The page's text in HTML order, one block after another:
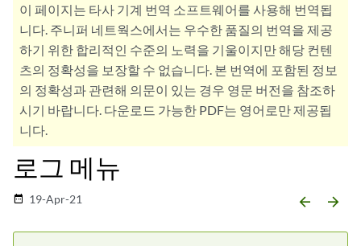
이 페이지는 타사 기계 번역 소프트웨어를 사용해 번역됩
니다. 주니퍼 네트웍스에서는 우수한 품질의 번역을 제공
하기 위한 합리적인 수준의 노력을 기울이지만 해당 컨텐
츠의 정확성을 보장할 수 없습니다. 본 번역에 포함된 정보
의 정확성과 관련해 의문이 있는 경우 영문 버전을 참조하
시기 바랍니다. 다운로드 가능한 PDF는 영어로만 제공됩
니다.
로그 메뉴
date_range 19-Apr-21 arrow_backward arrow_forward